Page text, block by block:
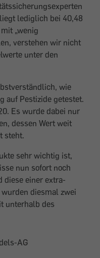
lediglich bei 40,48
„wenig
verstehen wir nicht
unter den
wie
auf Pestizide getestet.
Es wurde dabei nur
dessen Wert weit
steht.
sehr wichtig ist,
nun sofort noch
diese einer extra-
diesmal zwei
unterhalb des
AG